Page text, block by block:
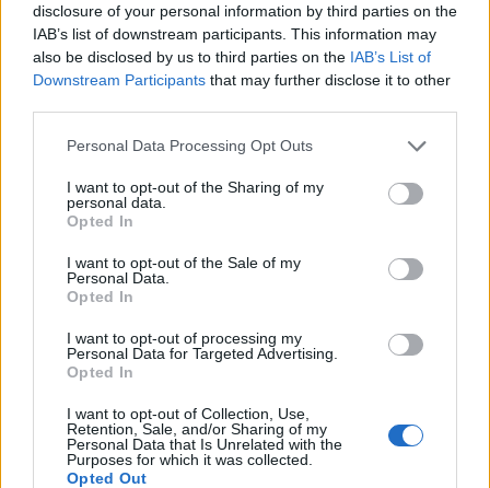
disclosure of your personal information by third parties on the
IAB’s list of downstream participants. This information may
also be disclosed by us to third parties on the IAB’s List of
Downstream Participants that may further disclose it to other
Personal Data Processing Opt Outs
I want to opt-out of the Sharing of my
personal data.
Opted In
I want to opt-out of the Sale of my
Personal Data.
Opted In
I want to opt-out of processing my
Personal Data for Targeted Advertising.
Opted In
I want to opt-out of Collection, Use,
Retention, Sale, and/or Sharing of my
Personal Data that Is Unrelated with the
Purposes for which it was collected.
Opted Out
In evidenza